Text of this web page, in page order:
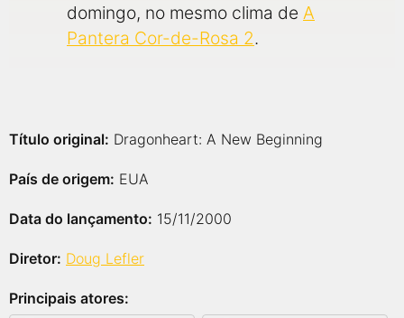
domingo, no mesmo clima de A
Pantera Cor-de-Rosa 2.
Título original: Dragonheart: A New Beginning
País de origem: EUA
Data do lançamento: 15/11/2000
Diretor: Doug Lefler
Principais atores: